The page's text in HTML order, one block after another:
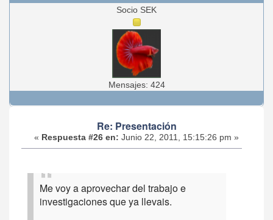
Socio SEK
Mensajes: 424
Re: Presentación
« Respuesta #26 en: Junio 22, 2011, 15:15:26 pm »
Me voy a aprovechar del trabajo e
investigaciones que ya llevais.